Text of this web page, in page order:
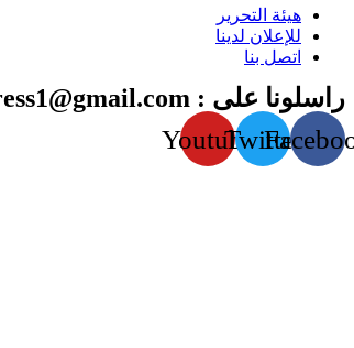
هيئة التحرير
للإعلان لدينا
اتصل بنا
راسلونا على : chaouenpress1@gmail.com
Twitter
Youtube